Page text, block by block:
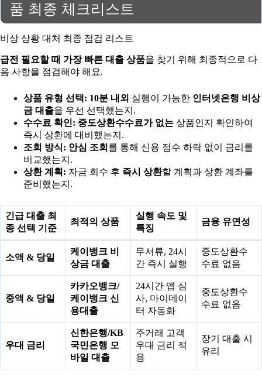
품 최종 체크리스트
비상 상황 대처 최종 점검 리스트
급전 필요할 때 가장 빠른 대출 상품을 찾기 위해 최종적으로 다
음 사항을 점검해야 해요.
상품 유형 선택: 10분 내외 실행이 가능한 인터넷은행 비상
금 대출을 우선 선택했는지.
수수료 확인: 중도상환수수료가 없는 상품인지 확인하여
즉시 상환에 대비했는지.
조회 방식: 안심 조회 를 통해 신용 점수 하락 없이 금리를
비교했는지.
상환 계획: 자금 회수 후 즉시 상환할 계획과 상환 계좌를
준비했는지.
긴급 대출 최
종 선택 기준
최적의 상품
실행 속도 및
특징
금융 유연성
소액 & 당일
케이뱅크 비
상금 대출
무서류, 24시
간 즉시 실행
중도상환수
수료 없음
중액 & 당일
카카오뱅크/
케이뱅크 신
용대출
24시간 앱 심
사, 마이데이
터 자동화
중도상환수
수료 없음
우대 금리
신한은행/KB
국민은행 모
바일 대출
주거래 고객
우대 금리 적
용
장기 대출 시
유리